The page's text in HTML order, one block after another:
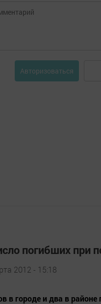
Авторизоваться
погибших при
2012 - 15:18
в городе и два в районе